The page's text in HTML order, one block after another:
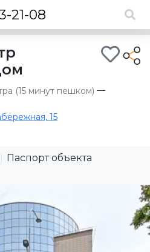
21-08
(15 минут пешком) —
15
Паспорт объекта